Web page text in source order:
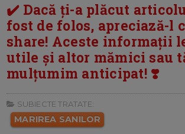
✔️ Dacă ți-a plăcut
fost de folos, apreciază-l
share! Aceste informații
utile și altor mămici sau
mulțumim anticipat! ❣️
SUBIECTE TRATATE:
MARIREA SANILOR